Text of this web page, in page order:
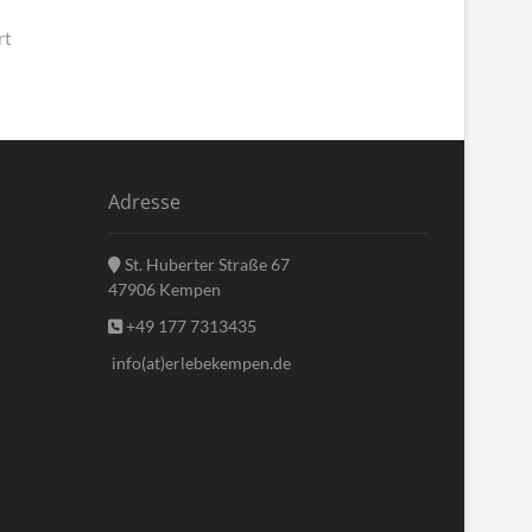
Adresse
St. Huberter Straße 67
47906 Kempen
+49 177 7313435
info(at)erlebekempen.de